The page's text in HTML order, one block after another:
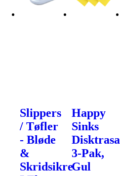
Slippers
/ Tøfler
- Bløde
&
Skridsikre
Happy
Sinks
Disktrasa
3-Pak,
Gul